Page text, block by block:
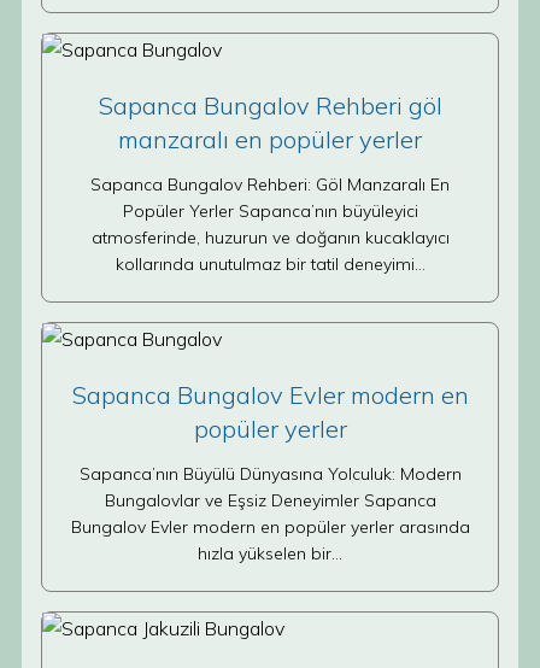
Sapanca Bungalov Rehberi göl
manzaralı en popüler yerler
Sapanca Bungalov Rehberi: Göl Manzaralı En
Popüler Yerler Sapanca’nın büyüleyici
atmosferinde, huzurun ve doğanın kucaklayıcı
kollarında unutulmaz bir tatil deneyimi…
Sapanca Bungalov Evler modern en
popüler yerler
Sapanca’nın Büyülü Dünyasına Yolculuk: Modern
Bungalovlar ve Eşsiz Deneyimler Sapanca
Bungalov Evler modern en popüler yerler arasında
hızla yükselen bir…